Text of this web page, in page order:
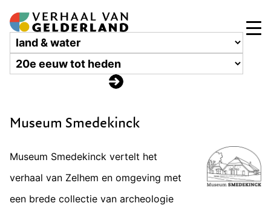
Museum Smedekinck
Museum Smedekinck vertelt het
verhaal van Zelhem en omgeving met
een brede collectie van archeologie